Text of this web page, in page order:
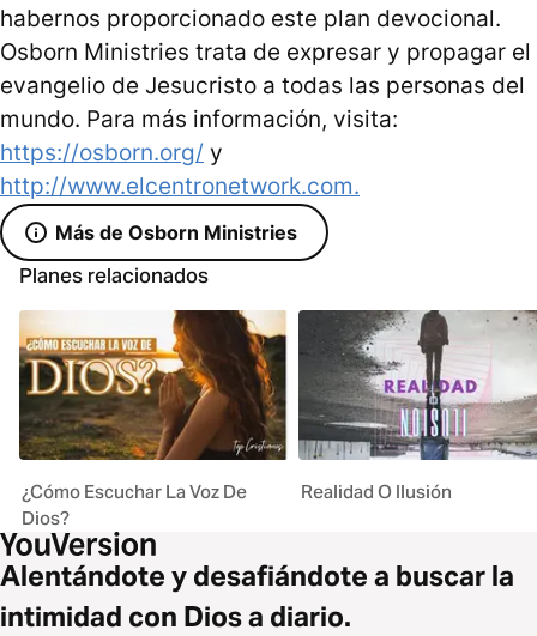
habernos proporcionado este plan devocional.
Osborn Ministries trata de expresar y propagar el
evangelio de Jesucristo a todas las personas del
mundo. Para más información, visita:
https://osborn.org/ y
http://www.elcentronetwork.com.
Más de Osborn Ministries
Planes relacionados
¿Cómo Escuchar La Voz De
Dios?
Realidad O Ilusión
Alentándote y desafiándote a buscar la
intimidad con Dios a diario.